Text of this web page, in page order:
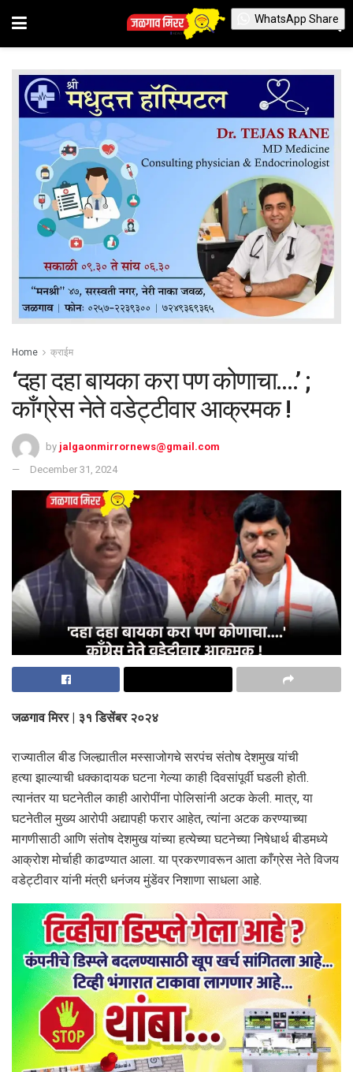
Home क्राईम
‘दहा दहा बायका करा पण कोणाचा….’ ;
काँग्रेस नेते वडेट्टीवार आक्रमक !
by jalgaonmirrornews@gmail.com
December 31, 2024
जळगाव मिरर | ३१ डिसेंबर २०२४
राज्यातील बीड जिल्ह्यातील मस्साजोगचे सरपंच संतोष देशमुख यांची
हत्या झाल्याची धक्कादायक घटना गेल्या काही दिवसांपूर्वी घडली होती.
त्यानंतर या घटनेतील काही आरोपींना पोलिसांनी अटक केली. मात्र, या
घटनेतील मुख्य आरोपी अद्यापही फरार आहेत, त्यांना अटक करण्याच्या
मागणीसाठी आणि संतोष देशमुख यांच्या हत्येच्या घटनेच्या निषेधार्थ बीडमध्ये
आक्रोश मोर्चाही काढण्यात आला. या प्रकरणावरून आता काँग्रेस नेते विजय
वडेट्टीवार यांनी मंत्री धनंजय मुंडेंवर निशाणा साधला आहे.
WhatsApp Share